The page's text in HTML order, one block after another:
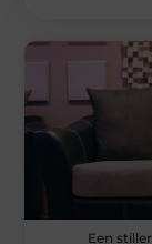
Een